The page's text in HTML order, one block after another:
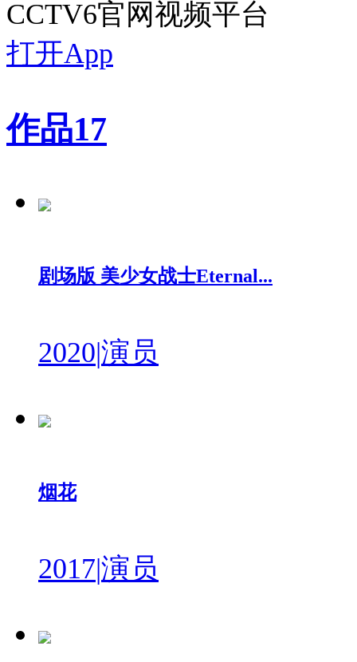
CCTV6官网视频平台
打开App
作品17
剧场版 美少女战士Eternal...
2020|演员
烟花
2017|演员